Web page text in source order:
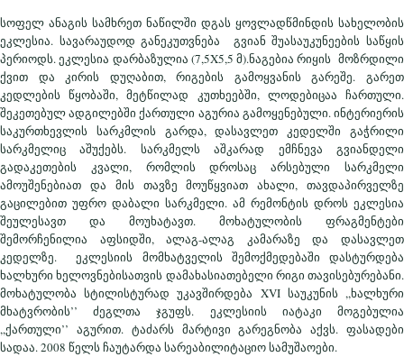
სოფელ ანაგის სამხრეთ ნაწილში დგას ყოვლადწმინდის სახელობის
ეკლესია. სავარაუდოდ განეკუთვნება გვიან შუასაუკუნეების საწყის
პერიოდს. ეკლესია დარბაზულია (7,5X5,5 მ).ნაგებია რიყის მოზრდილი
ქვით და კირის დუღაბით, რიგების გამოყვანის გარეშე. გარეთ
კედლების წყობაში, მეტწილად კუთხეებში, ლოდებიცაა ჩართული.
შეკეთებულ ადგილებში ქართული აგურია გამოყენებული. ინტერიერის
საკურთხევლის სარკმლის გარდა, დასავლეთ კედელში გაჭრილი
სარკმელიც აშუქებს. სარკმელს აშკარად ემჩნევა გვიანდელი
გადაკეთების კვალი, რომლის დროსაც არსებული სარკმელი
ამოუშენებიათ და მის თავზე მოუწყვიათ ახალი, თავდაპირველზე
გაცილებით უფრო დაბალი სარკმელი. ამ რემონტის დროს ეკლესია
შეულესავთ და მოუხატავთ. მოხატულობის ფრაგმენტები
შემორჩენილია აფსიდში, ალაგ-ალაგ კამარაზე და დასავლეთ
კედელზე. ეკლესიის მომხატველის შემოქმედებაში დასტურდება
ხალხური ხელოვნებისათვის დამახასიათებელი რიგი თავისებურებანი.
მოხატულობა სტილისტურად უკავშირდება XVI საუკუნის ,,ხალხური
მხატვრობის’’ ძეგლთა ჯგუფს. ეკლესიის იატაკი მოგებულია
,,ქართული’’ აგურით. ტაძარს მარტივი გარეგნობა აქვს. ფასადები
სადაა. 2008 წელს ჩაუტარდა სარეაბილიტაციო სამუშაოები.